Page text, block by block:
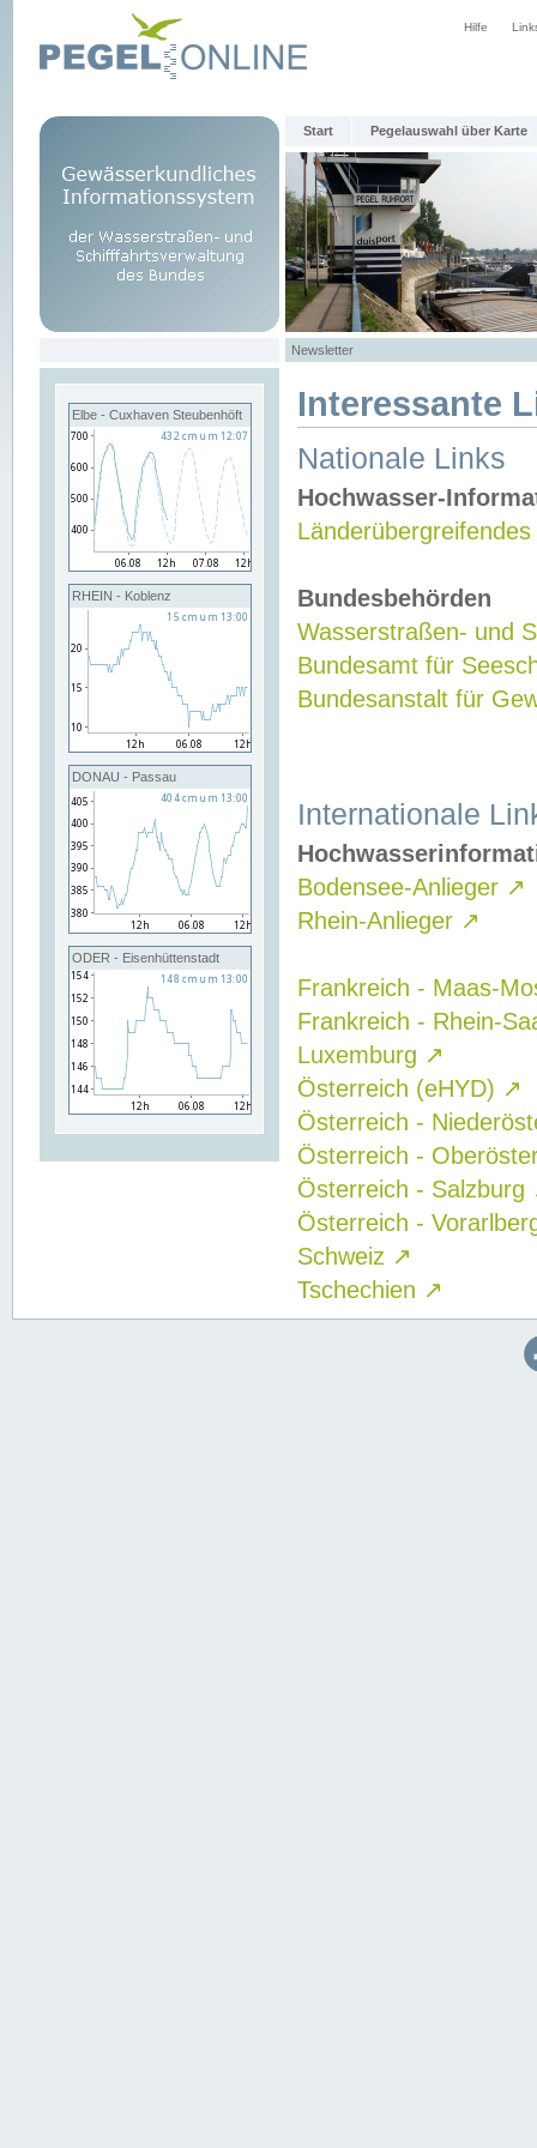
Hilfe
Start Pegelauswahl über Karte
Newsletter
Elbe - Cuxhaven Steubenhöft
RHEIN - Koblenz
DONAU - Passau
ODER - Eisenhüttenstadt
Interessante
Nationale Links
Hochwasser-
Bundesbehörden
Wasserstraßen- und
Bundesamt für
Bundesanstalt für
Internationale
Bodensee-Anlieger ↗
Rhein-Anlieger ↗
Frankreich - Maas-
Frankreich - Rhein-
Luxemburg ↗
Österreich (eHYD) ↗
Österreich -
Österreich -
Österreich - Salzburg
Österreich -
Schweiz ↗
Tschechien ↗